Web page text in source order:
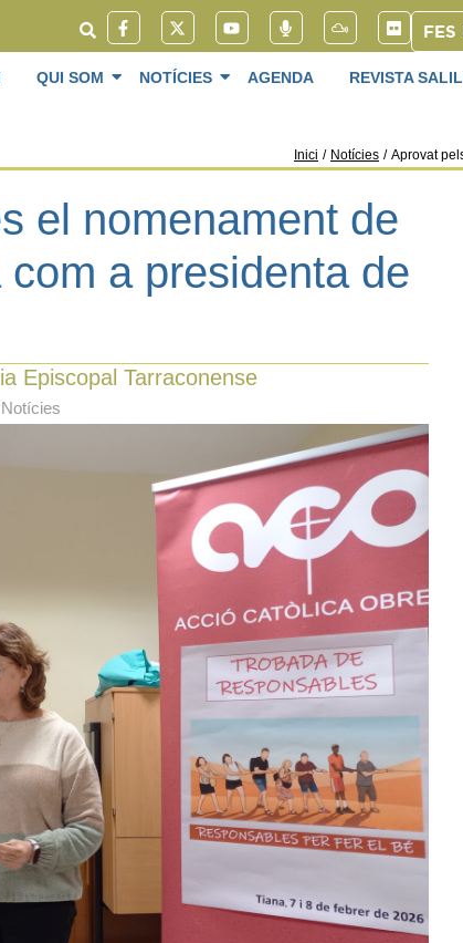
FES
QUI SOM NOTÍCIES AGENDA REVISTA
Inici / Notícies / Aprovat
el nomenament de
a presidenta de
Episcopal Tarraconense
Notícies